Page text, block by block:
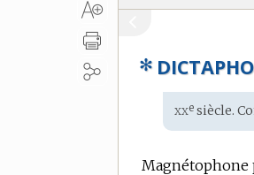
✻
Étymologie
:
xxe siècle.
Magnétophone